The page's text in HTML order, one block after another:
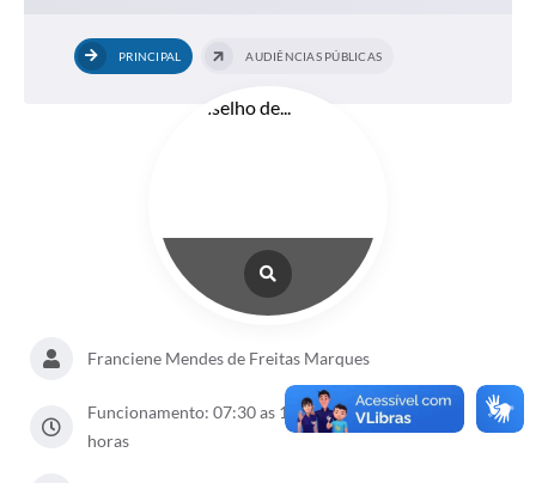
PRINCIPAL AUDIÊNCIAS PÚBLICAS
Franciene Mendes de Freitas Marques
Funcionamento: 07:30 as 11:00 das 12:30 as 17:00
horas